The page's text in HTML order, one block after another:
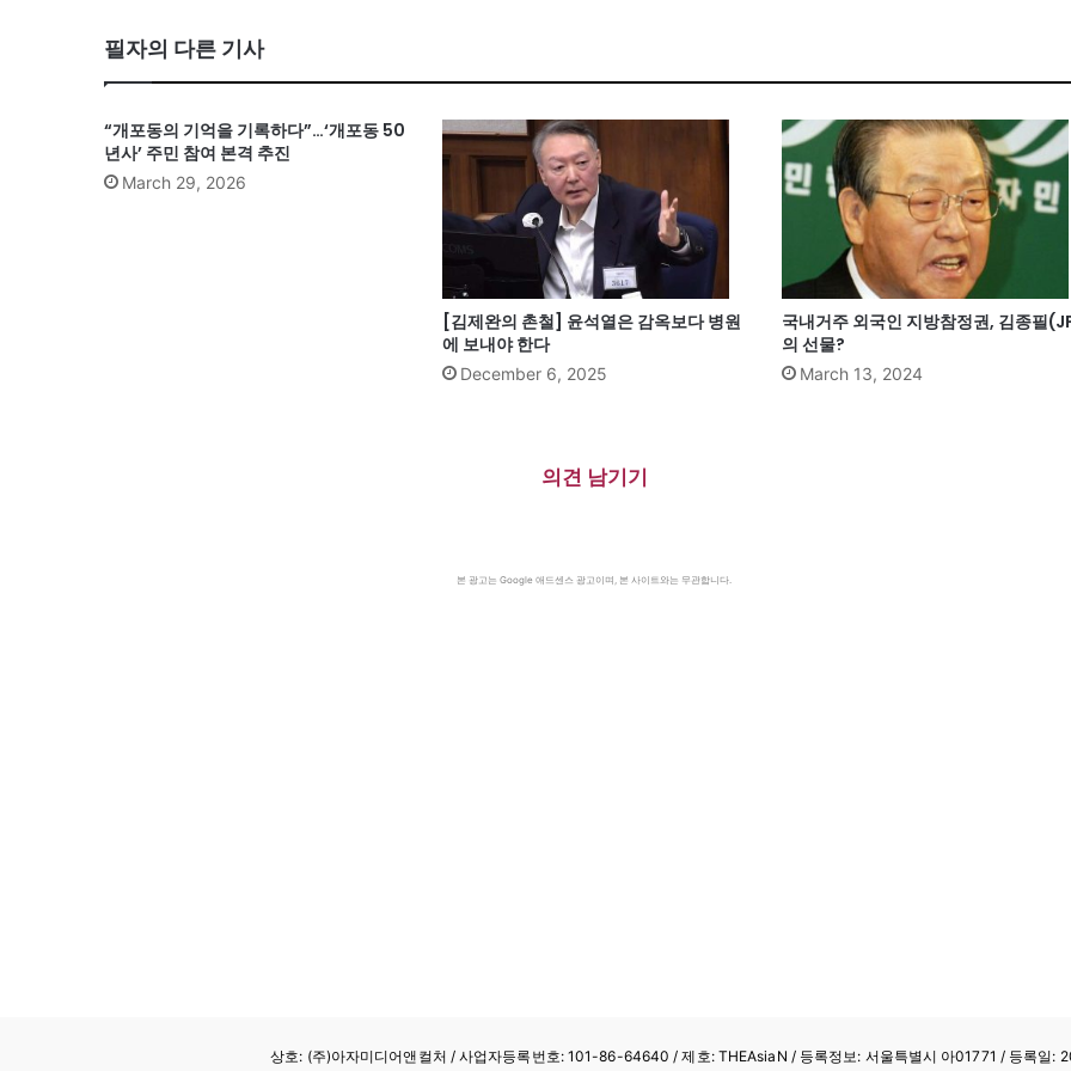
필자의 다른 기사
“개포동의 기억을 기록하다”…‘개포동 50
년사’ 주민 참여 본격 추진
March 29, 2026
[김제완의 촌철] 윤석열은 감옥보다 병원
에 보내야 한다
December 6, 2025
국내거주 외국인 지방참정권, 김종필
의 선물?
March 13, 2024
의견 남기기
본 광고는 Google 애드센스 광고이며, 본 사이트와는 무관합니다.
상호: (주)아자미디어앤컬처 /사업자등록번호: 101-86-64640 / 제호: THEAsiaN / 등록정보: 서울특별시 아01771 / 등록일: